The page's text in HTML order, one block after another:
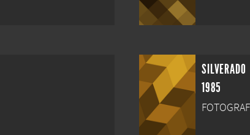
SILVERADO
1985
FOTOGRAF